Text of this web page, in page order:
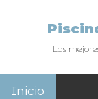
Las
Inicio